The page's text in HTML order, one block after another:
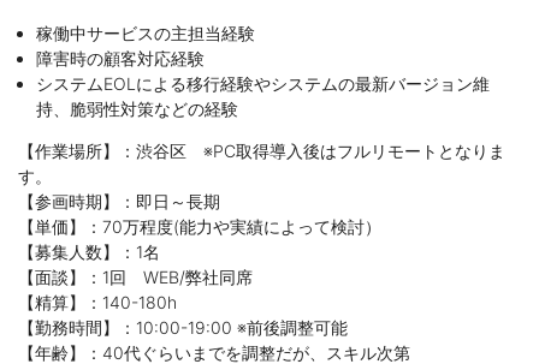
稼働中サービスの主担当経験
障害時の顧客対応経験
システムEOLによる移行経験やシステムの最新バージョン維
持、脆弱性対策などの経験
【作業場所】：渋谷区 ※PC取得導入後はフルリモートとなりま
す。
【参画時期】：即日～長期
【単価】：70万程度(能力や実績によって検討）
【募集人数】：1名
【面談】：1回 WEB/弊社同席
【精算】：140-180h
【勤務時間】：10:00-19:00 ※前後調整可能
【年齢】：40代ぐらいまでを調整だが、スキル次第